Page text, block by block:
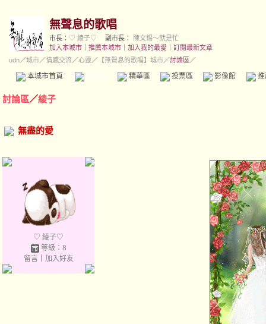
無聲息的歌唱
市長： ♡ 綾子♡ 副市長：
陳文錫～就是忙
加入本城市
推薦本城市 加入我的最愛
訂閱最新文章
udn／城市／情感交流／心靈 ／ 【無聲息的歌唱】城市／討論區／
本城市首頁 精華區 投票區 影像館
討論區／綾子
無盡的愛
♡ 綾子♡
等級：8
留言｜ 加入好友